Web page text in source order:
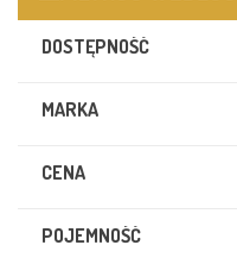
DOSTĘPNOŚĆ
MARKA
CENA
POJEMNOŚĆ